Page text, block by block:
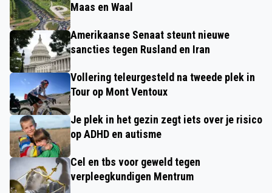
Maas en Waal
Amerikaanse Senaat steunt nieuwe
sancties tegen Rusland en Iran
Vollering teleurgesteld na tweede plek in
Tour op Mont Ventoux
Je plek in het gezin zegt iets over je risico
op ADHD en autisme
Cel en tbs voor geweld tegen
verpleegkundigen Mentrum